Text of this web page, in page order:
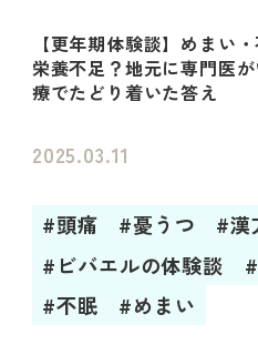
【更年期体験談】めまい
栄養不足？地元に専門医
療でたどり着いた答え
2025.03.11
#頭痛 #憂うつ
#漢
#ビバエルの体験談
#不眠
#めまい